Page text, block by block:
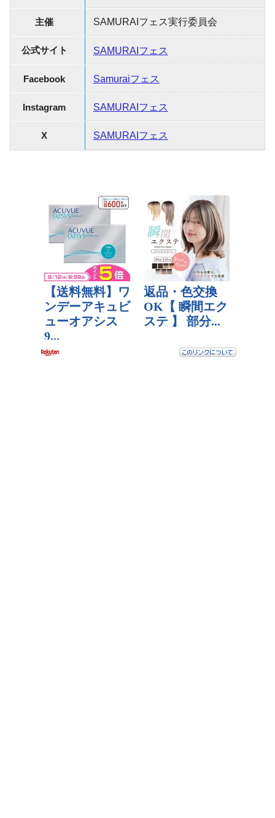
主催 SAMURAIフェス実行委員会
公式サイト SAMURAIフェス
Facebook Samuraiフェス
Instagram SAMURAIフェス
X SAMURAIフェス